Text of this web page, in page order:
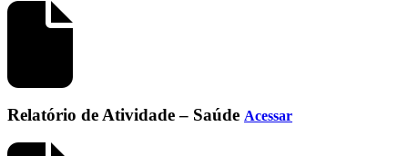
Relatório de Atividade – Saúde Acessar